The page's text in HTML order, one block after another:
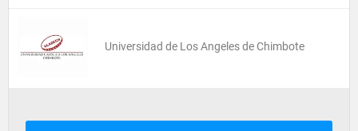
Universidad de Los Angeles de Chimbote